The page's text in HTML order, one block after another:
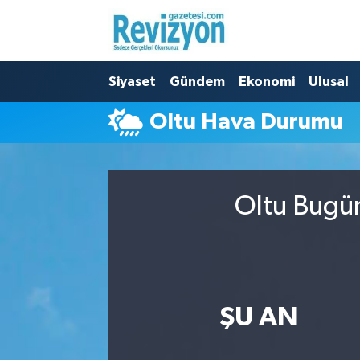
Siyaset Gündem Ekonomi Ulusal
Oltu Hava Durumu
Oltu
ŞU AN
Nöbetçi Eczaneler
Hava Durumu
Namaz Vakitleri